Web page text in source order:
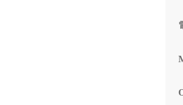
まう
必ず